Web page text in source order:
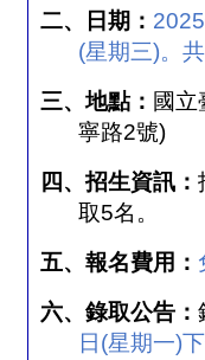
二、日期： 2025
(星期三)。共
三、地點： 國
寧路2號)
四、招生資訊：
取5名。
五、報名費用：
六、錄取公告：
日 (星期一)